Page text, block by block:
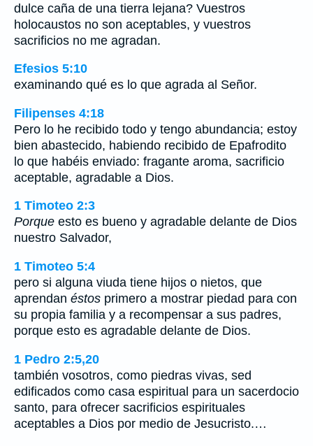
dulce caña de una tierra lejana? Vuestros
holocaustos no son aceptables, y vuestros
sacrificios no me agradan.
Efesios 5:10
examinando qué es lo que agrada al Señor.
Filipenses 4:18
Pero lo he recibido todo y tengo abundancia; estoy
bien abastecido, habiendo recibido de Epafrodito
lo que habéis enviado: fragante aroma, sacrificio
aceptable, agradable a Dios.
1 Timoteo 2:3
Porque esto es bueno y agradable delante de Dios
nuestro Salvador,
1 Timoteo 5:4
pero si alguna viuda tiene hijos o nietos, que
aprendan éstos primero a mostrar piedad para con
su propia familia y a recompensar a sus padres,
porque esto es agradable delante de Dios.
1 Pedro 2:5,20
también vosotros, como piedras vivas, sed
edificados como casa espiritual para un sacerdocio
santo, para ofrecer sacrificios espirituales
aceptables a Dios por medio de Jesucristo.…